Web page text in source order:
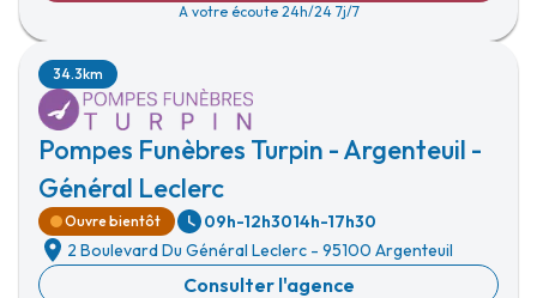
A votre écoute 24h/24 7j/7
Pompes Funèbres Turpin - Argenteuil -
Général Leclerc
34.3km
Ouvre bientôt 09h-12h3014h-17h30
2 Boulevard Du Général Leclerc - 95100 Argenteuil
Consulter l'agence